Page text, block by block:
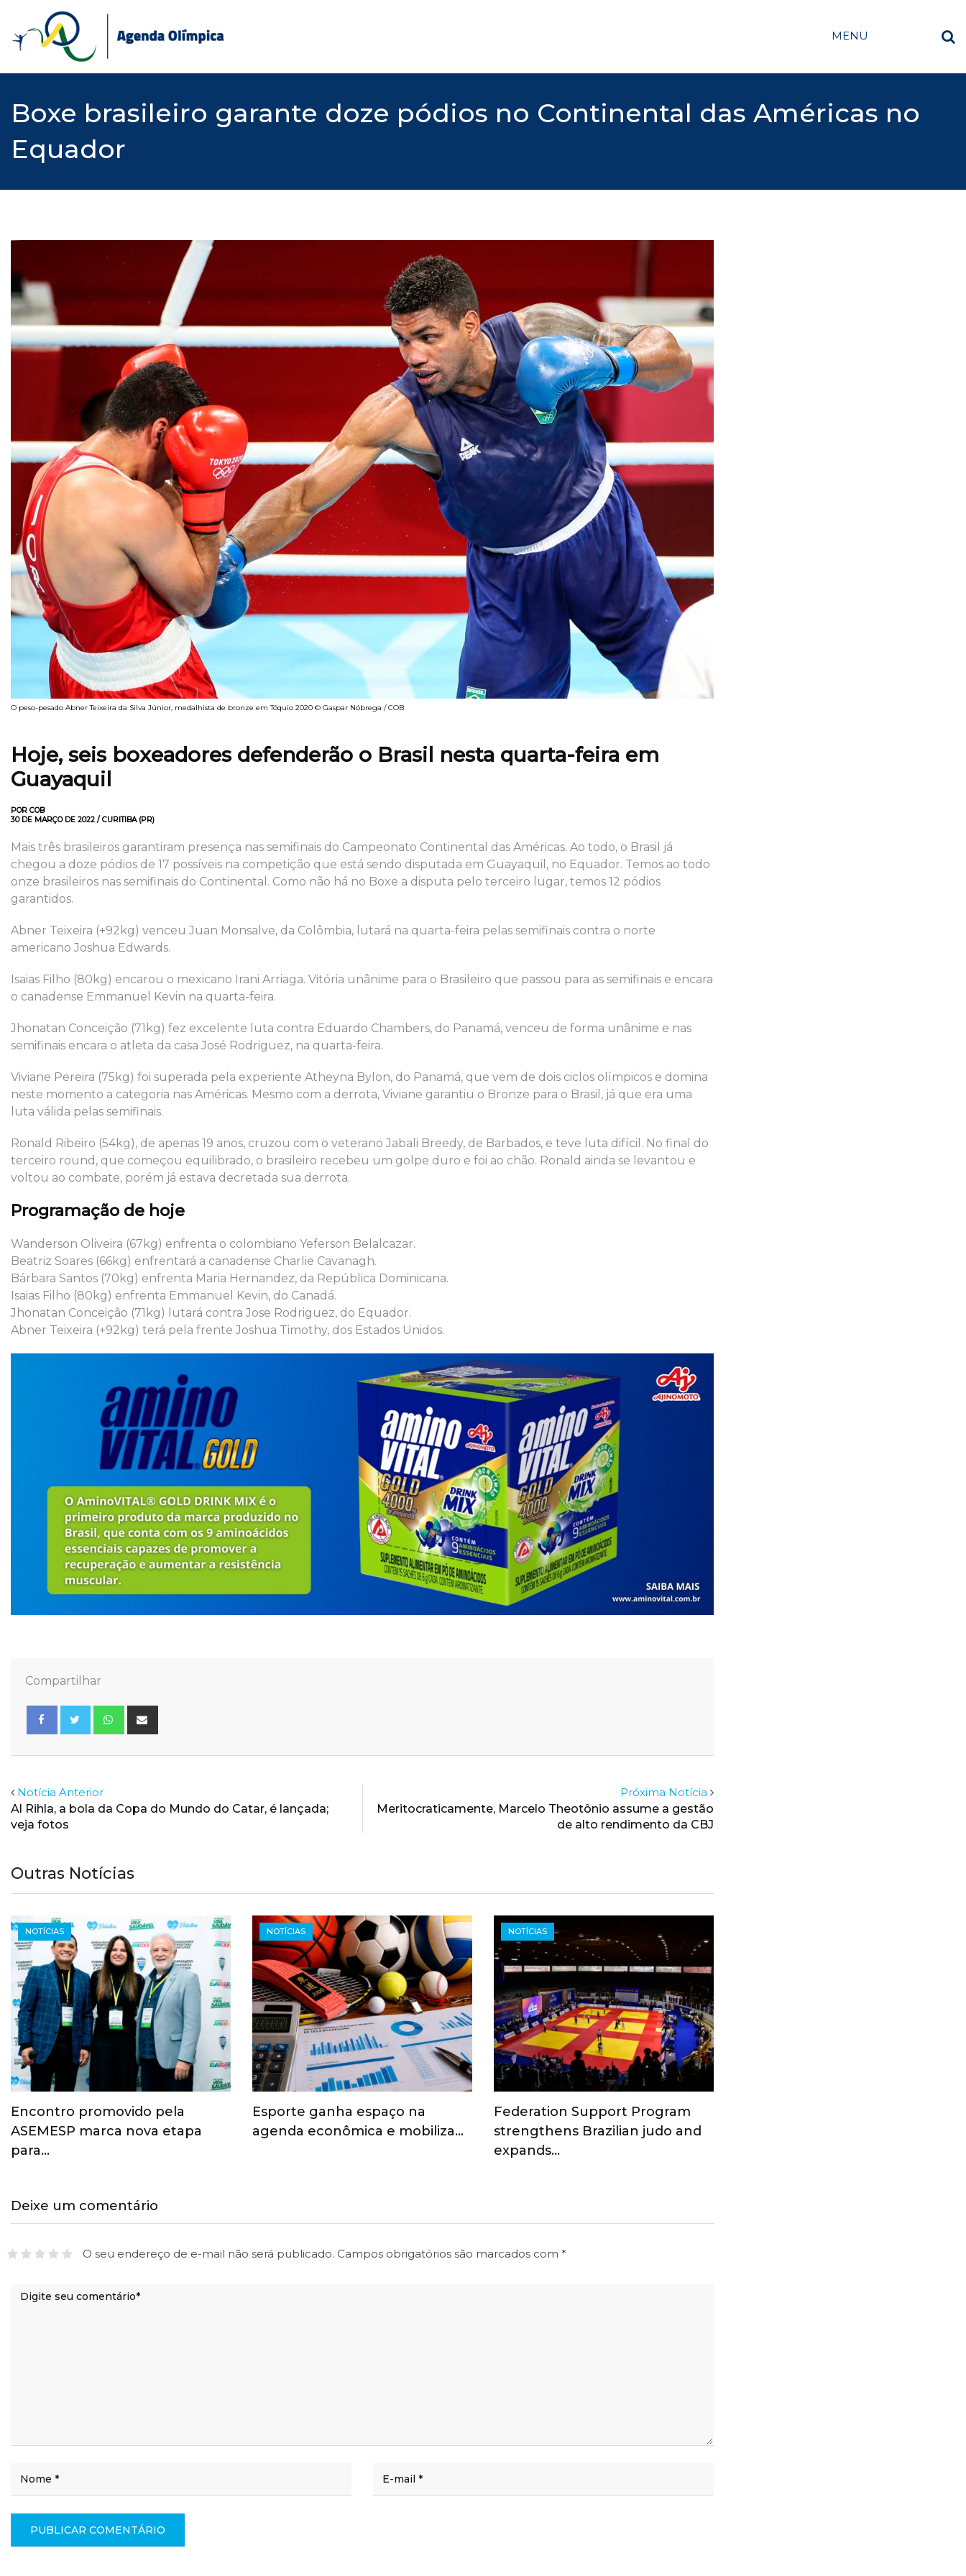
content
MENU
Boxe brasileiro garante doze pódios no Continental das Américas no
Equador
O peso-pesado Abner Teixeira da Silva Júnior, medalhista de bronze em Tóquio 2020 © Gaspar Nóbrega / COB
Hoje, seis boxeadores defenderão o Brasil nesta quarta-feira em
Guayaquil
POR COB
30 DE MARÇO DE 2022 / CURITIBA (PR)
Mais três brasileiros garantiram presença nas semifinais do Campeonato Continental das Américas. Ao todo, o Brasil já
chegou a doze pódios de 17 possíveis na competição que está sendo disputada em Guayaquil, no Equador. Temos ao todo
onze brasileiros nas semifinais do Continental. Como não há no Boxe a disputa pelo terceiro lugar, temos 12 pódios
garantidos.
Abner Teixeira (+92kg) venceu Juan Monsalve, da Colômbia, lutará na quarta-feira pelas semifinais contra o norte
americano Joshua Edwards.
Isaias Filho (80kg) encarou o mexicano Irani Arriaga. Vitória unânime para o Brasileiro que passou para as semifinais e encara
o canadense Emmanuel Kevin na quarta-feira.
Jhonatan Conceição (71kg) fez excelente luta contra Eduardo Chambers, do Panamá, venceu de forma unânime e nas
semifinais encara o atleta da casa José Rodriguez, na quarta-feira.
Viviane Pereira (75kg) foi superada pela experiente Atheyna Bylon, do Panamá, que vem de dois ciclos olímpicos e domina
neste momento a categoria nas Américas. Mesmo com a derrota, Viviane garantiu o Bronze para o Brasil, já que era uma
luta válida pelas semifinais.
Ronald Ribeiro (54kg), de apenas 19 anos, cruzou com o veterano Jabali Breedy, de Barbados, e teve luta difícil. No final do
terceiro round, que começou equilibrado, o brasileiro recebeu um golpe duro e foi ao chão. Ronald ainda se levantou e
voltou ao combate, porém já estava decretada sua derrota.
Programação de hoje
Wanderson Oliveira (67kg) enfrenta o colombiano Yeferson Belalcazar.
Beatriz Soares (66kg) enfrentará a canadense Charlie Cavanagh.
Bárbara Santos (70kg) enfrenta Maria Hernandez, da República Dominicana.
Isaias Filho (80kg) enfrenta Emmanuel Kevin, do Canadá.
Jhonatan Conceição (71kg) lutará contra Jose Rodriguez, do Equador.
Abner Teixeira (+92kg) terá pela frente Joshua Timothy, dos Estados Unidos.
Compartilhar
Whatsapp
Notícia Anterior
Al Rihla, a bola da Copa do Mundo do Catar, é lançada;
veja fotos
Próxima Notícia
Meritocraticamente, Marcelo Theotônio assume a gestão
de alto rendimento da CBJ
Outras Notícias
NOTÍCIAS
Encontro promovido pela
ASEMESP marca nova etapa
para…
NOTÍCIAS
Esporte ganha espaço na
agenda econômica e mobiliza…
NOTÍCIAS
Federation Support Program
strengthens Brazilian judo and
expands…
Deixe um comentário
O seu endereço de e-mail não será publicado. Campos obrigatórios são marcados com *